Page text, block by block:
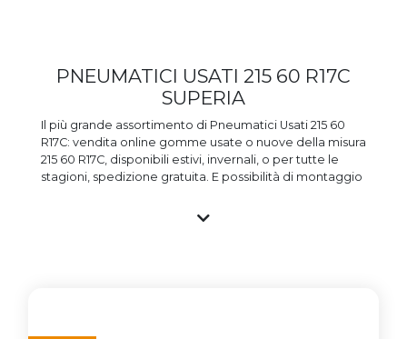
PNEUMATICI USATI 215 60 R17C
SUPERIA
Il più grande assortimento di Pneumatici Usati 215 60
R17C: vendita online gomme usate o nuove della misura
215 60 R17C, disponibili estivi, invernali, o per tutte le
stagioni, spedizione gratuita. E possibilità di montaggio
gli pneumatici nuovi sono importati e garantiti e con